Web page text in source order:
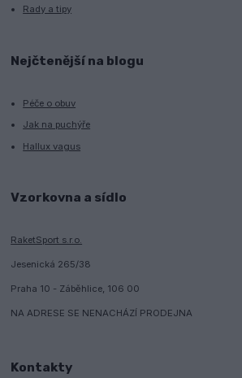
Rady a tipy
Nejčtenější na blogu
Péče o obuv
Jak na puchýře
Hallux vagus
Vzorkovna a sídlo
RaketSport s.r.o.
Jesenická 265/38
Praha 10 - Záběhlice, 106 00
NA ADRESE SE NENACHÁZÍ PRODEJNA
Kontakty